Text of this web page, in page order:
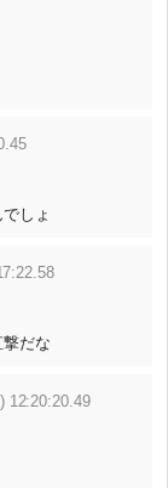
しょ
だな
12:20:20.49